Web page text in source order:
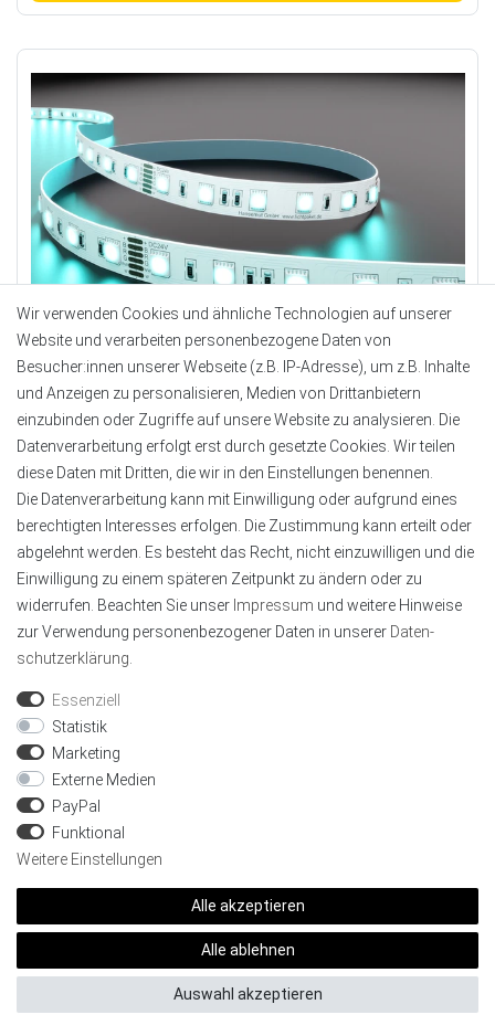
LED-Streifen - 60 LEDs/m - RGBW+WW RGBCCT 5IN1 -
3000K-6000K - dimmbar 24V – AACHEN
Lumen:
1090 l/m
Beleuchtungsart:
RGBCCT
Teilbar alle:
10 cm
19,38 €
Unsere LED-Streifen sind in verschiedenen Ausführungen
vorhanden. Wir bieten einfarbig weiße Streifen bis hin zu bunten
RGB bzw. RGBWW Streifen an. Unser Angebot ist auf Qualität
ausgerichtet, so dass Sie eine möglichst hohe Lebensdauer
Wir verwenden Cookies und ähnliche Technologien auf unserer
Website und verarbeiten personenbezogene Daten von
Besucher:innen unserer Webseite (z.B. IP-Adresse), um z.B. Inhalte
und Anzeigen zu personalisieren, Medien von Drittanbietern
einzubinden oder Zugriffe auf unsere Website zu analysieren. Die
Datenverarbeitung erfolgt erst durch gesetzte Cookies. Wir teilen
diese Daten mit Dritten, die wir in den Einstellungen benennen.
Die Datenverarbeitung kann mit Einwilligung oder aufgrund eines
berechtigten Interesses erfolgen. Die Zustimmung kann erteilt oder
abgelehnt werden. Es besteht das Recht, nicht einzuwilligen und die
Einwilligung zu einem späteren Zeitpunkt zu ändern oder zu
widerrufen. Beachten Sie unser Impressum und weitere Hinweise
zur Verwendung personenbezogener Daten in unserer Daten­
schutz­erklärung
Essenziell
Statistik
Marketing
Externe Medien
PayPal
Funktional
Weitere Einstellungen
Alle akzeptieren
Alle ablehnen
Auswahl akzeptieren